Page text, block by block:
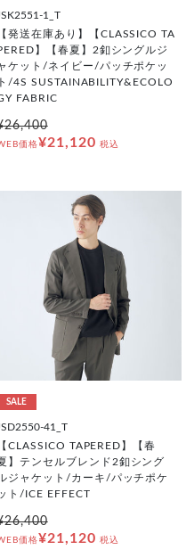
1_T
【発送在庫あり】【CLASSICO TA
】【春夏】2釦シングルジ
ケット/ネイビー/パッチポケッ
ト/4S SUSTAINABILITY&ECOLO
FABRIC
価格¥21,120 税込
SALE
41_T
【CLASSICO TAPERED】【春
】テンセルブレンド2釦シング
ジャケット/カーキ/パッチポケ
ト/ICE EFFECT
価格¥21,120 税込